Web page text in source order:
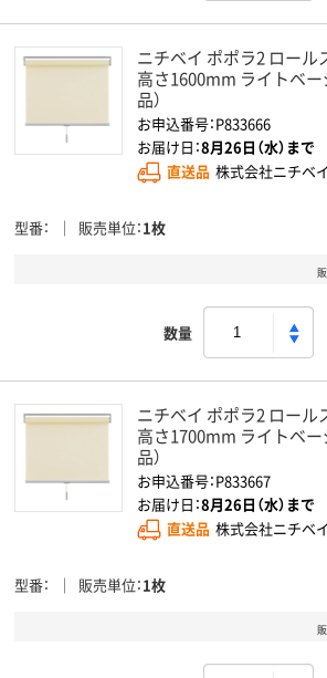
ニチベイ ポポラ2 ロー
高さ1600mm ライトベー
品）
お申込番号：P833666
お届け日：8月26日（水）まで
直送品 株式会社ニチベ
型番 販売単位 1枚
数量
ニチベイ ポポラ2 ロー
高さ1700mm ライトベー
品）
お申込番号：P833667
お届け日：8月26日（水）まで
直送品 株式会社ニチベ
型番 販売単位 1枚